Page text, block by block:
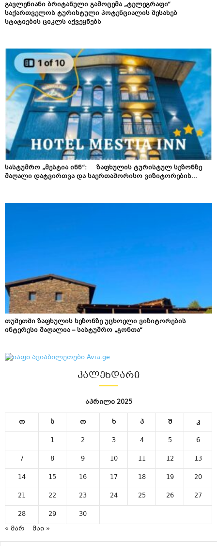
გავლენიანი ბრიტანული გამოცემა „ტელეგრაფი“
საქართველოს ტურისტული პოტენციალის შესახებ
სტატიების ციკლს აქვეყნებს
სასტუმრო „მესტია ინნ“: ზაფხულის ტურისტულ სეზონზე
მაღალი დატვირთვა და საერთაშორისო ვიზიტორების...
თუშეთში ზაფხულის სეზონზე უცხოელი ვიზიტორების
ინტერესი მაღალია – სასტუმრო „გონთა“
ᲙᲐᲚᲔᲜᲓᲐᲠᲘ
აპრილი 2025
ო ს ო ხ პ შ
კ
1
2 3 4 5
6
7
8 9 10 11 12
13
14
15 16 17 18 19
20
21
22 23 24 25 26
27
28
29
30
« მარ
მაი »